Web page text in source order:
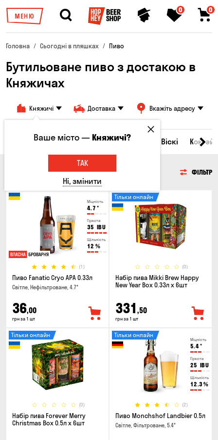
МЕНЮ
0 0
Головна Сьогодні в пляшках Пиво
Бутильоване пиво з достакою в
Княжичах
Княжичі Доставка Вкажіть адресу
Всі товари Пиво Сидр Віскі
ФІЛЬТР
Міцність
4.7 °
Гіркота
35 IBU
Щільність
12 %
(1)
Пиво Fanatic Cryo APA 0.33л
Світле, Нефільтроване, 4.7°
36,00
грн за 1 шт
(0)
Тільки онлайн
Набір пива Mikki Brew Happy
New Year Box 0.33л x 6шт
331 ,50
грн за 1 шт
(0)
Тільки онлайн
Набір пива Forever Merry
Christmas Box 0.5л x 6шт
Міцність
5.4°
Гіркота
25 IBU
Щільність
12.3%
(2)
Тільки онлайн
Пиво Monchshof Landbier 0.5л
Світле, Фільтроване, 5.4°
Ваше місто —Княжичі?
ТАК
Ні, змінити